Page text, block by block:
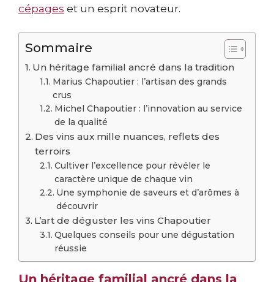
cépages et un esprit novateur.
Sommaire
Un héritage familial ancré dans la tradition
Marius Chapoutier : l’artisan des grands
crus
Michel Chapoutier : l’innovation au service
de la qualité
Des vins aux mille nuances, reflets des
terroirs
Cultiver l’excellence pour révéler le
caractère unique de chaque vin
Une symphonie de saveurs et d’arômes à
découvrir
L’art de déguster les vins Chapoutier
Quelques conseils pour une dégustation
réussie
Un héritage familial ancré dans la